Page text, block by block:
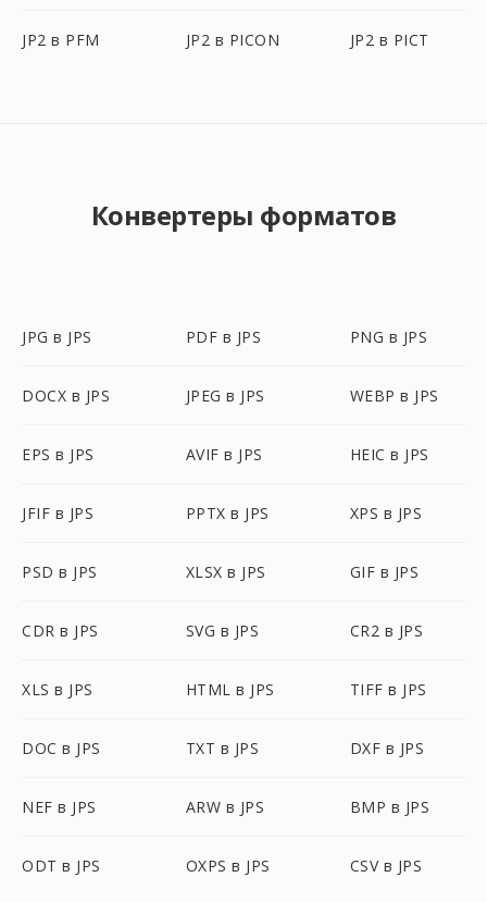
JP2 в PFM JP2 в PICON JP2 в PICT
Конвертеры форматов
JPG в JPS PDF в JPS PNG в JPS
DOCX в JPS JPEG в JPS WEBP в JPS
EPS в JPS AVIF в JPS HEIC в JPS
JFIF в JPS PPTX в JPS XPS в JPS
PSD в JPS XLSX в JPS GIF в JPS
CDR в JPS SVG в JPS CR2 в JPS
XLS в JPS HTML в JPS TIFF в JPS
DOC в JPS TXT в JPS DXF в JPS
NEF в JPS ARW в JPS BMP в JPS
ODT в JPS OXPS в JPS CSV в JPS